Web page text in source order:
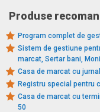
Produse
Program complet de
Sistem de gestiune
marcat, Sertar bani,
Casa de marcat cu
Registru special pentru
Casa de marcat cu
50